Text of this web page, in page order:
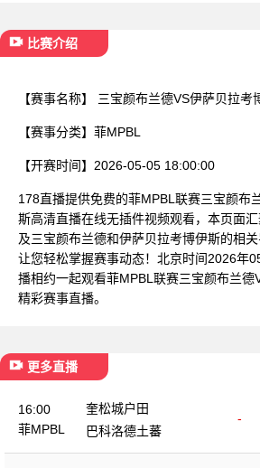
比赛介绍
【赛事名称】 三宝颜布兰德VS伊萨贝拉考
【赛事分类】 菲MPBL
【开赛时间】 2026-05-05 18:00:00
178直播提供免费的菲MPBL联赛三宝颜布
斯高清直播在线无插件视频观看，本页面
及三宝颜布兰德和伊萨贝拉考博伊斯的相
让您轻松掌握赛事动态！北京时间2026年
播相约一起观看菲MPBL联赛三宝颜布兰德
精彩赛事直播。
更多直播
16:00
菲MPBL
奎松城户田
-
巴科洛德土蕃